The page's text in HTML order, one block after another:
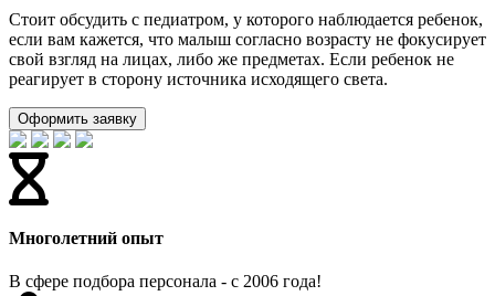
Стоит обсудить с педиатром, у которого наблюдается ребенок,
если вам кажется, что малыш согласно возрасту не фокусирует
свой взгляд на лицах, либо же предметах. Если ребенок не
реагирует в сторону источника исходящего света.
Оформить заявку
Многолетний опыт
В сфере подбора персонала - с 2006 года!